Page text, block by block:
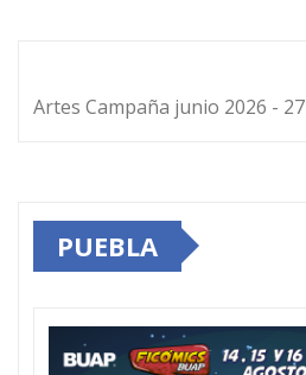
Artes Campaña junio 2026 - 27
PUEBLA